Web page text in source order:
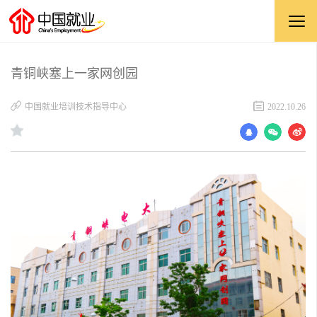
青铜峡塞上一家网创园
中国就业培训技术指导中心 2022.10.26